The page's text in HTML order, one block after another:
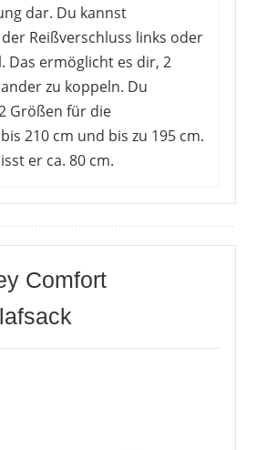
dar. Du kannst
Reißverschluss links oder
Das ermöglicht es dir, 2
zu koppeln. Du
Größen für die
210 cm und bis zu 195 cm.
er ca. 80 cm.
dem Preis-Leistungs-
Sie schätzen das
und die dennoch gute
Lieferumfang ist ein
enthalten, was das
Ihn kannst du mit einigen
sodass der Schlafsack
Comfort